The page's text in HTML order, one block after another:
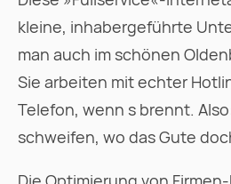
kleine, inhabergeführte
man auch im schönen
Sie arbeiten mit echter
Telefon, wenn s brennt.
schweifen, wo das Gute